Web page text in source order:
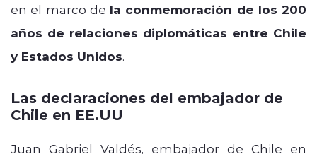
en el marco de la conmemoración de los 200
años de relaciones diplomáticas entre Chile
y Estados Unidos.
Las declaraciones del embajador de
Chile en EE.UU
Juan Gabriel Valdés, embajador de Chile en